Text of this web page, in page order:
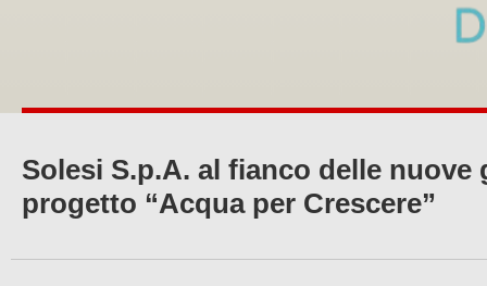
Solesi S.p.A. al fianco delle
progetto “Acqua per Crescere”